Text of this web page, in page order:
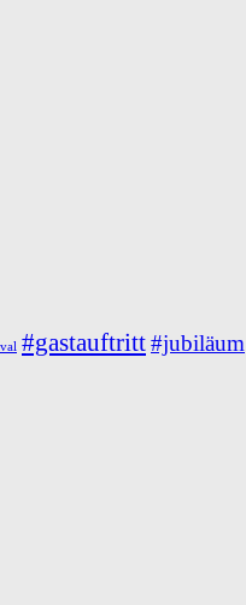
#gastauftritt#jubiläum